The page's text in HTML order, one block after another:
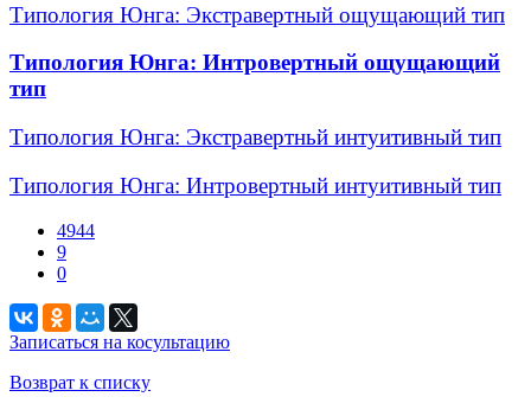
Типология Юнга: Экстравертный ощущающий тип
Типология Юнга: Интровертный ощущающий
тип
Типология Юнга: Экстравертньй интуитивный тип
Типология Юнга: Интровертный интуитивный тип
4944
9
0
Записаться на косультацию
Возврат к списку